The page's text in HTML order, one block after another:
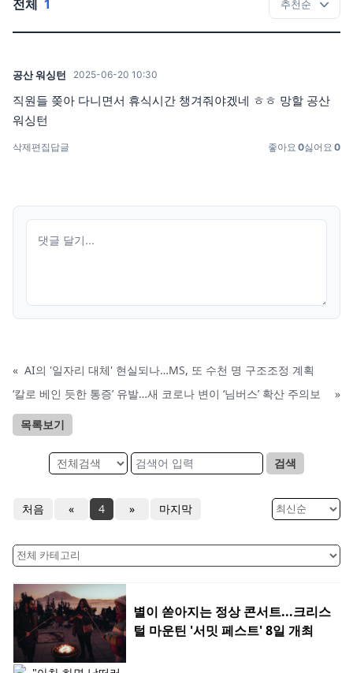
전체 1
공산 워싱턴 2025-06-20 10:30
직원들 쫒아 다니면서 휴식시간 챙겨줘야겠네 ㅎㅎ 망할 공산
워싱턴
삭제편집 답글 좋아요 0싫어요 0
« AI의 '일자리 대체' 현실되나…MS, 또 수천 명 구조조정 계획
‘칼로 베인 듯한 통증’ 유발…새 코로나 변이 ‘님버스’ 확산 주의보
»
목록보기
검색
처음 « 4 » 마지막
별이 쏟아지는 정상 콘서트...크리스
털 마운틴 '서밋 페스트' 8일 개최